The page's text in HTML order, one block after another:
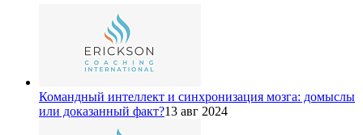
Командный интеллект и синхронизация мозга: домыслы
или доказанный факт?13 авг 2024